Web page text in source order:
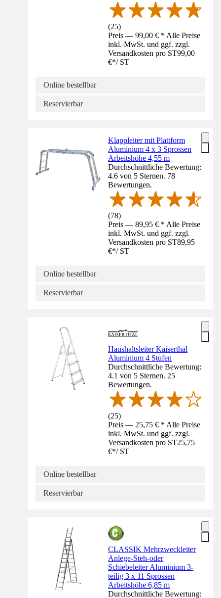
(25)
Preis — 99,00 € * Alle Preise
inkl. MwSt. und ggf. zzgl.
Versandkosten pro ST99,00
€*/ ST
Online bestellbar
Reservierbar
Klappleiter mit Plattform
Aluminium 4 x 3 Sprossen
Arbeitshöhe 4,55 m
Durchschnittliche Bewertung:
4.6 von 5 Sternen. 78
Bewertungen.
(78)
Preis — 89,95 € * Alle Preise
inkl. MwSt. und ggf. zzgl.
Versandkosten pro ST89,95
€*/ ST
Online bestellbar
Reservierbar
Haushaltsleiter Kaiserthal
Aluminium 4 Stufen
Durchschnittliche Bewertung:
4.1 von 5 Sternen. 25
Bewertungen.
(25)
Preis — 25,75 € * Alle Preise
inkl. MwSt. und ggf. zzgl.
Versandkosten pro ST25,75
€*/ ST
Online bestellbar
Reservierbar
CLASSIK Mehrzweckleiter
Anlege-Steh-oder
Schiebeleiter Aluminium 3-
teilig 3 x 11 Sprossen
Arbeitshöhe 6,85 m
Durchschnittliche Bewertung: